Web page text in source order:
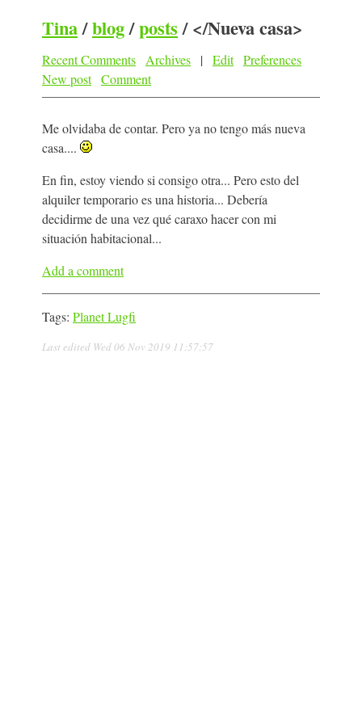
Tina/blog/posts/</Nueva casa>
Recent Comments Archives | Edit Preferences
New post Comment
Me olvidaba de contar. Pero ya no tengo más nueva
casa....
En fin, estoy viendo si consigo otra... Pero esto del
alquiler temporario es una historia... Debería
decidirme de una vez qué caraxo hacer con mi
situación habitacional...
Add a comment
Tags: Planet Lugfi
Last edited Wed 06 Nov 2019 11:57:57